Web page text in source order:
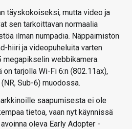
täyskokoiseksi, mutta video ja
sen tarkoittavan normaalia
ilman numpadia. Näppäimistön
hiiri ja videopuheluita varten
megapikselin webbikamera.
tarjolla Wi-Fi 6:n (802.11ax),
Sub-6) muodossa.
saapumisesta ei ole
tietoa, vaan nyt käynnissä
oleva Early Adopter -